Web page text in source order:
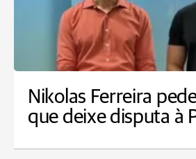
Nikolas Ferreira
que deixe disputa à